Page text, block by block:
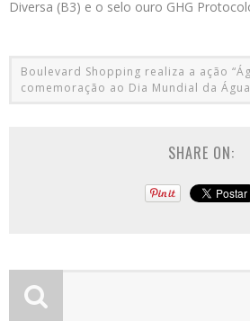
Diversa (B3) e o selo ouro GHG
Boulevard Shopping realiza a ação
comemoração ao Dia Mundial da Água
SHARE ON: